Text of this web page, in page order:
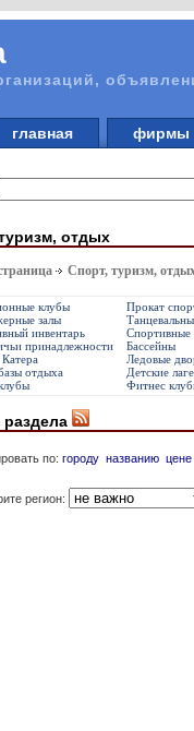
главная
отдых
Спорт, туризм,
клубы
Прокат
залы
инвентарь
Спортивные
принадлежности
Бассейны
Ледовые
отдыха
Детские
Фитнес
по: городу названию цене
регион: